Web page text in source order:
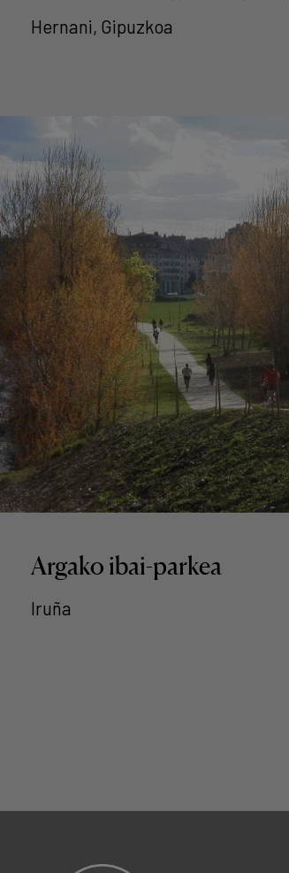
Hernani, Gipuzkoa
Argako ibai-parkea
Iruña